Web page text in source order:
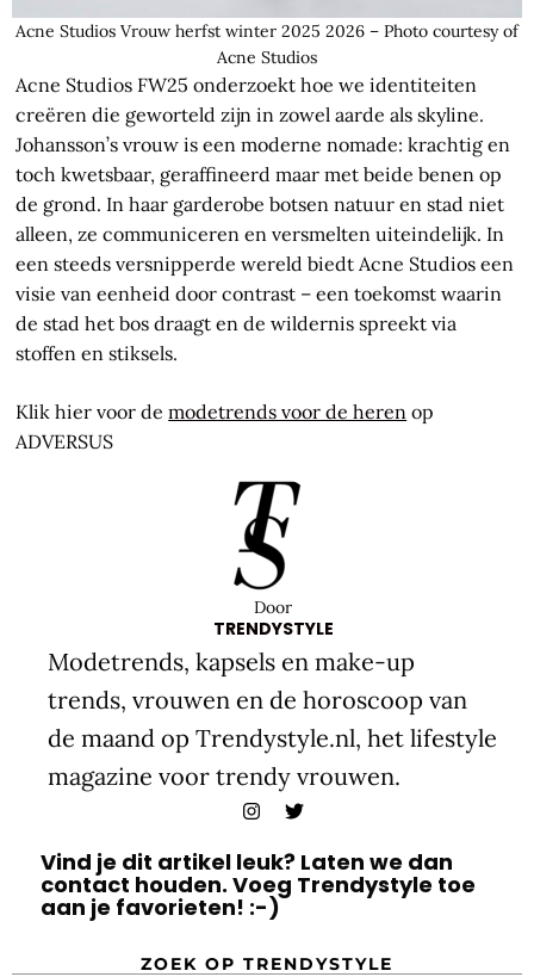
Acne Studios Vrouw herfst winter 2025 2026 – Photo courtesy of
Acne Studios
Acne Studios FW25 onderzoekt hoe we identiteiten
creëren die geworteld zijn in zowel aarde als skyline.
Johansson’s vrouw is een moderne nomade: krachtig en
toch kwetsbaar, geraffineerd maar met beide benen op
de grond. In haar garderobe botsen natuur en stad niet
alleen, ze communiceren en versmelten uiteindelijk. In
een steeds versnipperde wereld biedt Acne Studios een
visie van eenheid door contrast – een toekomst waarin
de stad het bos draagt en de wildernis spreekt via
stoffen en stiksels.
Klik hier voor demodetrends voor de heren op
ADVERSUS
Door
TRENDYSTYLE
Modetrends, kapsels en make-up
trends, vrouwen en de horoscoop van
de maand op Trendystyle.nl, het lifestyle
magazine voor trendy vrouwen.
Vind je dit artikel leuk? Laten we dan
contact houden. Voeg Trendystyle toe
aan je favorieten! :-)
ZOEK OP TRENDYSTYLE